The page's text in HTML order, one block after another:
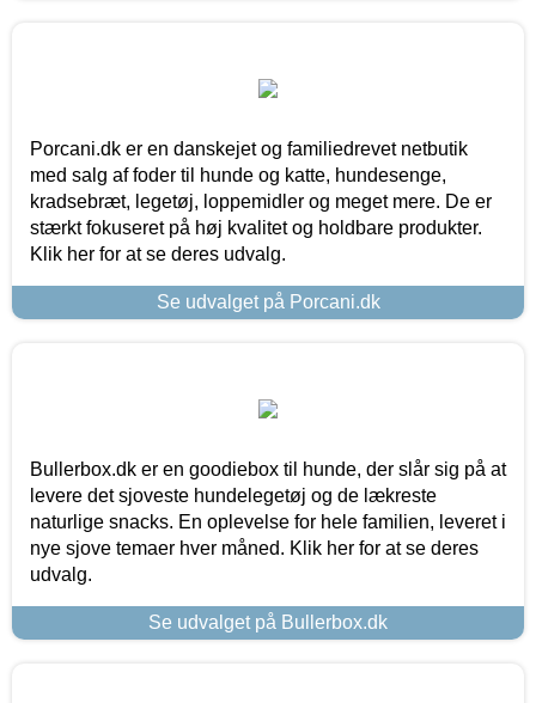
Porcani.dk er en danskejet og familiedrevet netbutik
med salg af foder til hunde og katte, hundesenge,
kradsebræt, legetøj, loppemidler og meget mere. De er
stærkt fokuseret på høj kvalitet og holdbare produkter.
Klik her for at se deres udvalg.
Se udvalget på Porcani.dk
Bullerbox.dk er en goodiebox til hunde, der slår sig på at
levere det sjoveste hundelegetøj og de lækreste
naturlige snacks. En oplevelse for hele familien, leveret i
nye sjove temaer hver måned. Klik her for at se deres
udvalg.
Se udvalget på Bullerbox.dk